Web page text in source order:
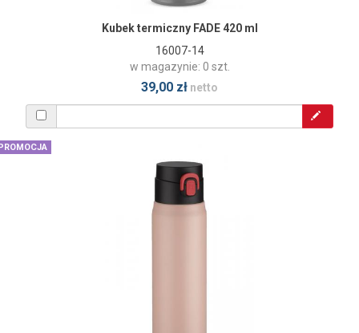
Kubek termiczny FADE 420 ml
16007-14
w magazynie: 0 szt.
39,00 zł netto